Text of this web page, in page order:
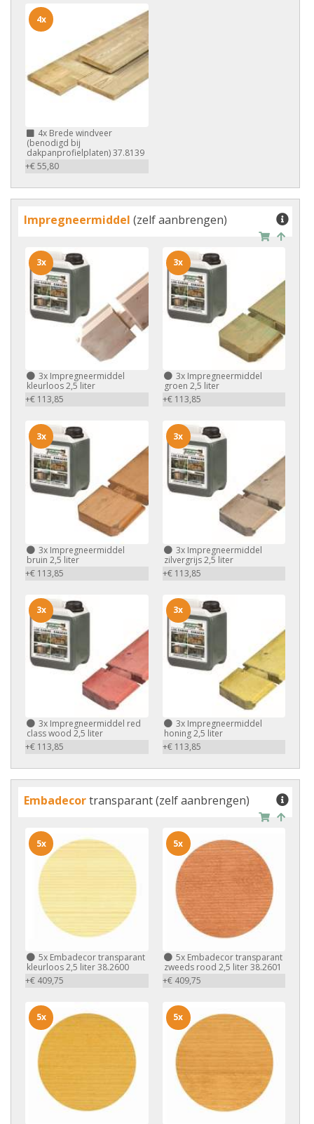
4x Brede windveer
(benodigd bij
dakpanprofielplaten) 37.8139
+€ 55,80
4x
Impregneermiddel (zelf aanbrengen)
3x Impregneermiddel
kleurloos 2,5 liter
+€ 113,85
3x
3xImpregneermiddel
groen 2,5 liter
+€ 113,85
3x
3x Impregneermiddel
bruin 2,5 liter
+€ 113,85
3x
3xImpregneermiddel
zilvergrijs 2,5 liter
+€ 113,85
3x
3x Impregneermiddel red
class wood 2,5 liter
+€ 113,85
3x
3xImpregneermiddel
honing 2,5 liter
+€ 113,85
3x
Embadecortransparant (zelf aanbrengen)
5x Embadecor transparant
kleurloos 2,5 liter 38.2600
+€ 409,75
5x
5xEmbadecor transparant
zweeds rood 2,5 liter 38.2601
+€ 409,75
5x
5x 5x